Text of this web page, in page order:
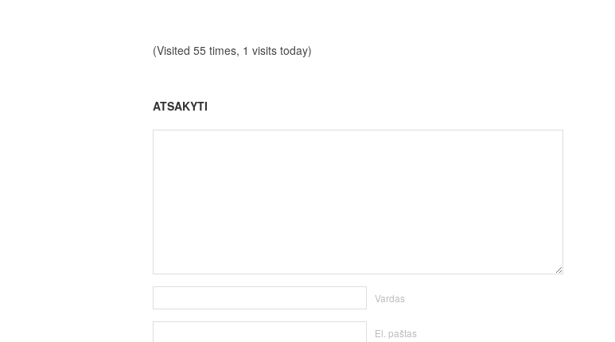
(Visited 55 times, 1 visits today)
ATSAKYTI
Vardas
El. paštas